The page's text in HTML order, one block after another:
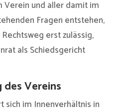
Verein und aller damit im
Fragen entstehen,
erst zulässig,
als Schiedsgericht
des Vereins
sich im Innenverhältnis in